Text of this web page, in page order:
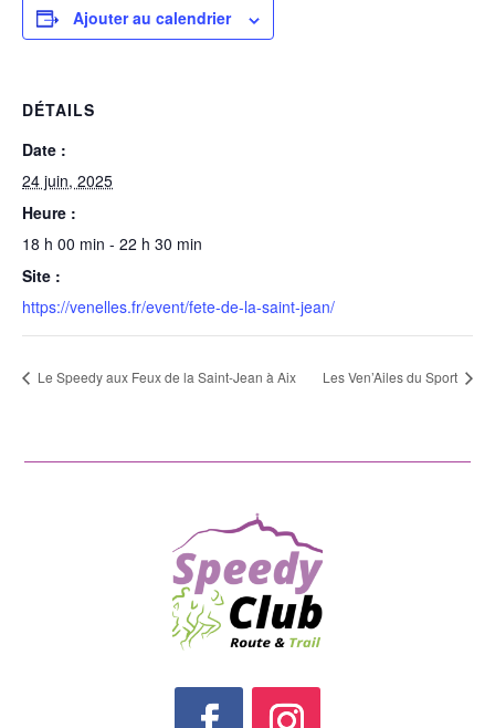
Ajouter au calendrier
DÉTAILS
Date :
24 juin, 2025
Heure :
18 h 00 min - 22 h 30 min
Site :
https://venelles.fr/event/fete-de-la-saint-jean/
Le Speedy aux Feux de la Saint-Jean à Aix Les Ven’Ailes du Sport